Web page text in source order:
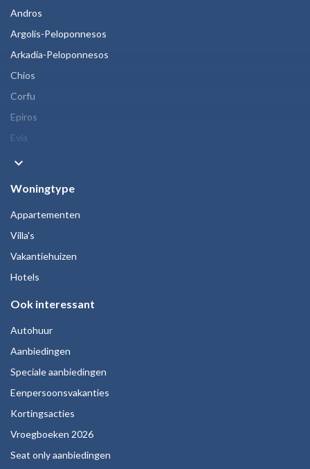
Andros
Argolis-Peloponnesos
Arkadia-Peloponnesos
Chios
Corfu
Epiros
Evia
keyboard_arrow_down
Woningtype
Appartementen
Villa's
Vakantiehuizen
Hotels
Ook interessant
Autohuur
Aanbiedingen
Speciale aanbiedingen
Eenpersoonsvakanties
Kortingsacties
Vroegboeken 2026
Seat only aanbiedingen